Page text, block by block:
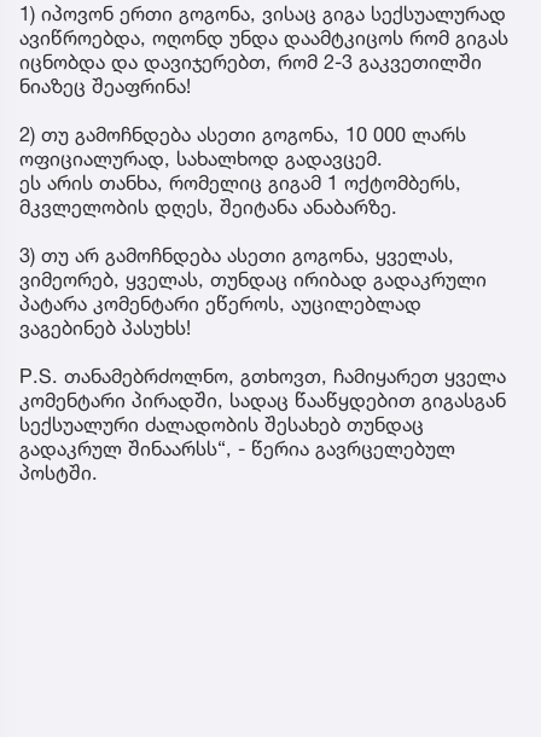
1) იპოვონ ერთი გოგონა, ვისაც გიგა სექსუალურად
ავიწროებდა, ოღონდ უნდა დაამტკიცოს რომ გიგას
იცნობდა და დავიჯერებთ, რომ 2-3 გაკვეთილში
ნიაზეც შეაფრინა!
2) თუ გამოჩნდება ასეთი გოგონა, 10 000 ლარს
ოფიციალურად, სახალხოდ გადავცემ.
ეს არის თანხა, რომელიც გიგამ 1 ოქტომბერს,
მკვლელობის დღეს, შეიტანა ანაბარზე.
3) თუ არ გამოჩნდება ასეთი გოგონა, ყველას,
ვიმეორებ, ყველას, თუნდაც ირიბად გადაკრული
პატარა კომენტარი ეწეროს, აუცილებლად
ვაგებინებ პასუხს!
P.S. თანამებრძოლნო, გთხოვთ, ჩამიყარეთ ყველა
კომენტარი პირადში, სადაც წააწყდებით გიგასგან
სექსუალური ძალადობის შესახებ თუნდაც
გადაკრულ შინაარსს“, - წერია გავრცელებულ
პოსტში.